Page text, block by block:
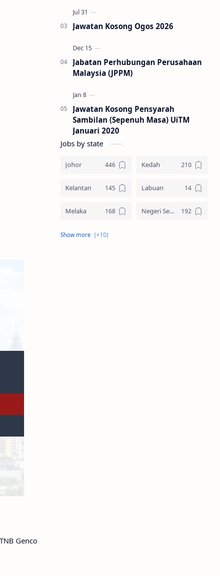
Genco
Jawatan Kosong Ogos 2026
Jabatan Perhubungan Perusahaan
Malaysia (JPPM)
Jawatan Kosong Pensyarah
Sambilan (Sepenuh Masa) UiTM
Januari 2020
Jobs by state
Johor Kedah
Kelantan Labuan
Melaka Negeri Sembilan
Pahang